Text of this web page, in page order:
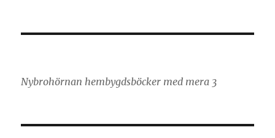
Nybrohörnan hembygdsböcker med mera 3